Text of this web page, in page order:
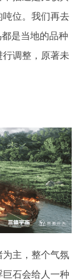
位。我们再去
是当地的品种
调整，原著未
为主，整个气氛
石会给人一种